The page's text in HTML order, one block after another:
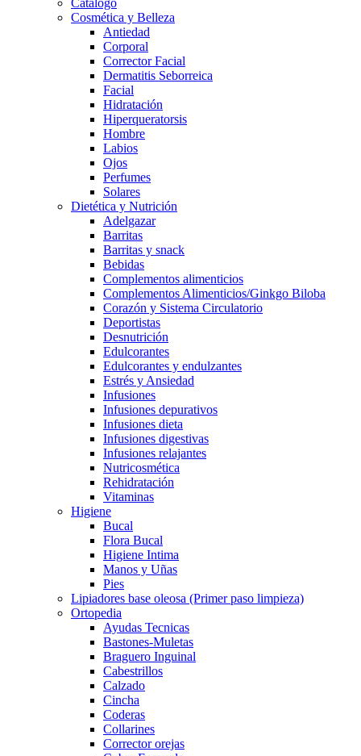
Catalogo
Cosmética y Belleza
Antiedad
Corporal
Corrector Facial
Dermatitis Seborreica
Facial
Hidratación
Hiperqueratorsis
Hombre
Labios
Ojos
Perfumes
Solares
Dietética y Nutrición
Adelgazar
Barritas
Barritas y snack
Bebidas
Complementos alimenticios
Complementos Alimenticios/Ginkgo Biloba
Corazón y Sistema Circulatorio
Deportistas
Desnutrición
Edulcorantes
Edulcorantes y endulzantes
Estrés y Ansiedad
Infusiones
Infusiones depurativos
Infusiones dieta
Infusiones digestivas
Infusiones relajantes
Nutricosmética
Rehidratación
Vitaminas
Higiene
Bucal
Flora Bucal
Higiene Intima
Manos y Uñas
Pies
Lipiadores base oleosa (Primer paso limpieza)
Ortopedia
Ayudas Tecnicas
Bastones-Muletas
Braguero Inguinal
Cabestrillos
Calzado
Cincha
Coderas
Collarines
Corrector orejas